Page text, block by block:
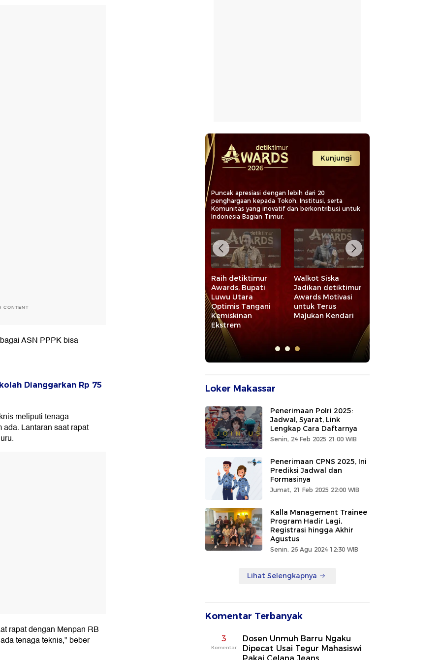
CONTENT
ASN PPPK bisa
Dianggarkan Rp 75
meliputi tenaga
Lantaran saat rapat
rapat dengan Menpan RB
tenaga teknis," beber
Kunjungi
Puncak apresiasi dengan lebih dari 20
penghargaan kepada Tokoh, Institusi, serta
Komunitas yang inovatif dan berkontribusi untuk
Indonesia Bagian Timur.
Raih detiktimur
Awards, Bupati
Luwu Utara
Optimis Tangani
Kemiskinan
Ekstrem
Walkot Siska
Jadikan detiktimur
Awards Motivasi
untuk Terus
Majukan Kendari
Loker Makassar
Penerimaan Polri 2025:
Jadwal, Syarat, Link
Lengkap Cara Daftarnya
Senin, 24 Feb 2025 21:00 WIB
Penerimaan CPNS 2025, Ini
Prediksi Jadwal dan
Formasinya
Jumat, 21 Feb 2025 22:00 WIB
Kalla Management Trainee
Program Hadir Lagi,
Registrasi hingga Akhir
Agustus
Senin, 26 Agu 2024 12:30 WIB
Lihat Selengkapnya
Komentar Terbanyak
3
Komentar
Dosen Unmuh Barru Ngaku
Dipecat Usai Tegur Mahasiswi
Pakai Celana Jeans